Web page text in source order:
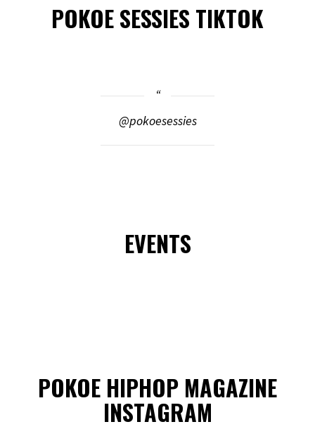
POKOE SESSIES TIKTOK
@pokoesessies
EVENTS
POKOE HIPHOP MAGAZINE
INSTAGRAM